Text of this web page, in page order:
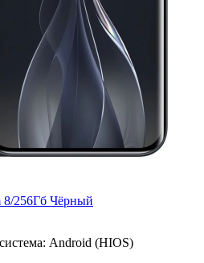
8/256Гб Чёрный
Android (HIOS)